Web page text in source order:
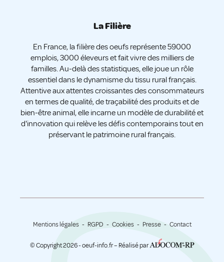
La Filière
En France, la filière des oeufs représente 59000
emplois, 3000 éleveurs et fait vivre des milliers de
familles. Au-delà des statistiques, elle joue un rôle
essentiel dans le dynamisme du tissu rural français.
Attentive aux attentes croissantes des consommateurs
en termes de qualité, de traçabilité des produits et de
bien-être animal, elle incarne un modèle de durabilité et
d'innovation qui relève les défis contemporains tout en
préservant le patrimoine rural français.
© Copyright 2026 - oeuf-info.fr – Réalisé par
Mentions légales RGPD Cookies Presse Contact